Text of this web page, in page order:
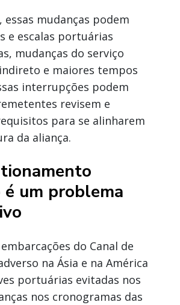
essas mudanças podem
e escalas portuárias
mudanças do serviço
e maiores tempos
interrupções podem
revisem e
para se alinharem
da aliança.
um problema
do Canal de
na Ásia e na América
portuárias evitadas nos
nos cronogramas das